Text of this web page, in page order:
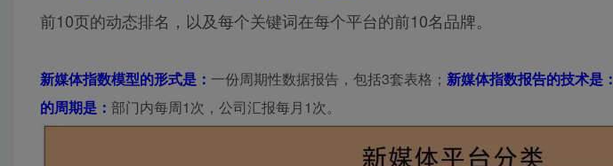
前10页的动态排名，以及每个关键词在每个平台的前10名品牌。
新媒体指数模型的形式是： 一份周期性数据报告，包括3套表格； 新媒体指数报告的技术是：
的周期是： 部门内每周1次，公司汇报每月1次。